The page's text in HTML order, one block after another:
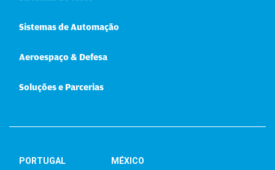
Sistemas de Automação
Aeroespaço & Defesa
Soluções e Parcerias
PORTUGAL
MÉXICO